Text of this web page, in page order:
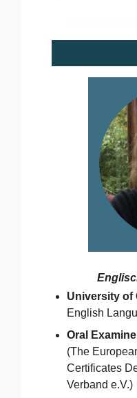
University of
English
Oral
(The
Certificates
Verband e.V.)